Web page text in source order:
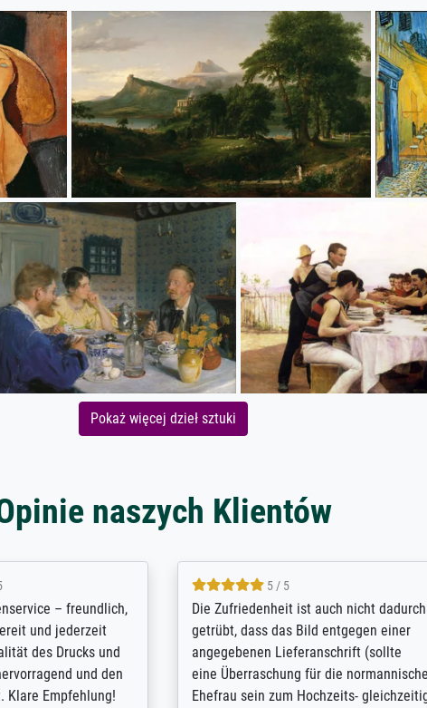
Pokaż więcej dzieł sztuki
naszych Klientów
mit der
aus dem 1.
ich ein
Das habe ich bei
der Auswahl der
4.8 / 5
Hervorragende Qualität. Man kann sich
vieles anpassen lassen, wie z.B.:
Randentfernung, Farbe, Helligkeit,
Kontrast und Weiteres. Sehr freundliche
Kontaktperson per Mail. Das Bild (ein